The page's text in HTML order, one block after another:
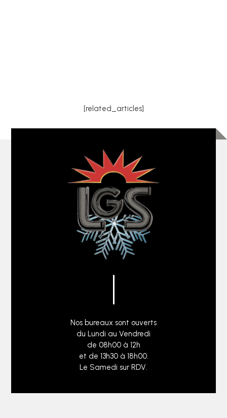
[related_articles]
Nos bureaux sont ouverts
du Lundi au Vendredi
de 08h00 à 12h
et de 13h30 à 18h00.
Le Samedi sur RDV.